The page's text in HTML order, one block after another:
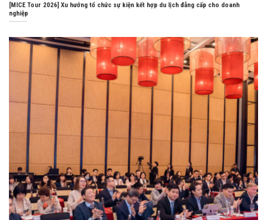
[MICE Tour 2026] Xu hướng tổ chức sự kiện kết hợp du lịch đẳng cấp cho doanh
nghiệp